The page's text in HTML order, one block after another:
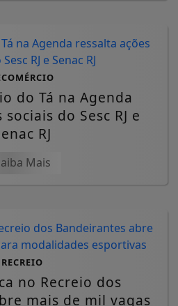
do Tá na Agenda
do Sesc RJ e
RJ
Mais
RECREIO
no Recreio dos
mais de mil vagas